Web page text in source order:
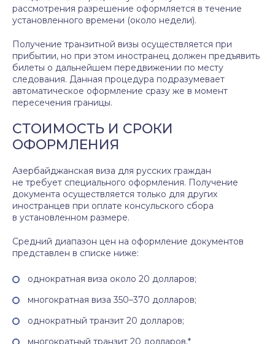
рассмотрения разрешение оформляется в течение
установленного времени (около недели).
Получение транзитной визы осуществляется при
прибытии, но при этом иностранец должен предъявить
билеты о дальнейшем передвижении по месту
следования. Данная процедура подразумевает
автоматическое оформление сразу же в момент
пересечения границы.
СТОИМОСТЬ И СРОКИ
ОФОРМЛЕНИЯ
Азербайджанская виза для русских граждан
не требует специального оформления. Получение
документа осуществляется только для других
иностранцев при оплате консульского сбора
в установленном размере.
Средний диапазон цен на оформление документов
представлен в списке ниже:
однократная виза около 20 долларов;
многократная виза 350–370 долларов;
однократный транзит 20 долларов;
многократный транзит 20 долларов.*